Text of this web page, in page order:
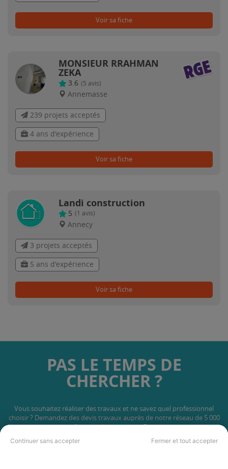
Continuer sans accepter Fermer et tout accepter
Voir sa fiche
MONSIEUR RRAHMAN
ZEKA
3.6 (5 avis)
Annemasse
239 projets acceptés
4 ans d'expérience
Voir sa fiche
Landi construction
5 (1 avis)
Annecy
3 projets acceptés
5 ans d'expérience
Voir sa fiche
PAS LE TEMPS DE
CHERCHER ?
Vous souhaitez réaliser des travaux et ne savez quel professionnel
choisir ? Demandez des devis travaux auprès de notre réseau de 5 000
professionnels partout en France.